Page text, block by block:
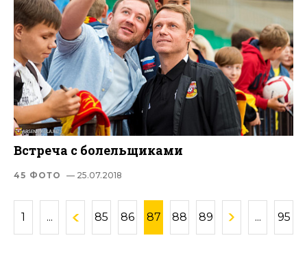
Встреча с болельщиками
45 ФОТО — 25.07.2018
1 ... 85 86 87 88 89 ... 95